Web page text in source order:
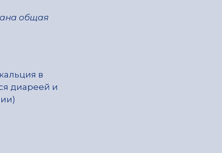
общая
в
диареей и